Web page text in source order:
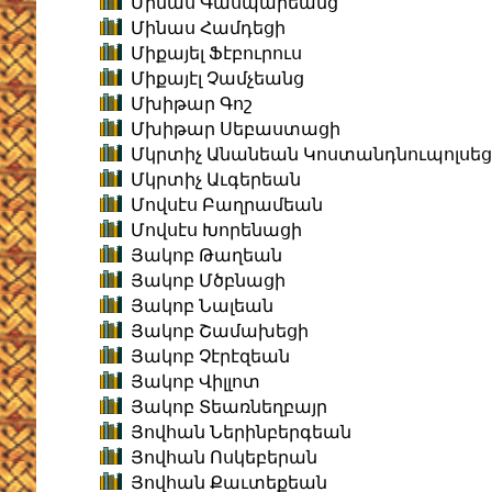
Մինաս Համդեցի
Միքայել Ֆէբուրուս
Միքայէլ Չամչեանց
Մխիթար Գոշ
Մխիթար Սեբաստացի
Մկրտիչ Անանեան
Մկրտիչ Աւգերեան
Մովսէս Բաղրամեան
Մովսէս Խորենացի
Յակոբ Թաղեան
Յակոբ Մծբնացի
Յակոբ Նալեան
Յակոբ Շամախեցի
Յակոբ Չէրէզեան
Յակոբ Վիլլոտ
Յակոբ Տեառնեղբայր
Յովհան Ներինբերգեան
Յովհան Ոսկեբերան
Յովհան Քաւտեքեան